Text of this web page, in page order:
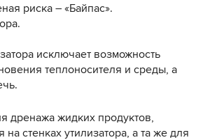
риска – «Байпас».
исключает возможность
теплоносителя и среды, а
дренажа жидких продуктов,
стенках утилизатора, а та же для